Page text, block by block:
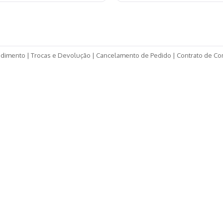
| Trocas e Devolução | Cancelamento de Pedido | Contrato de